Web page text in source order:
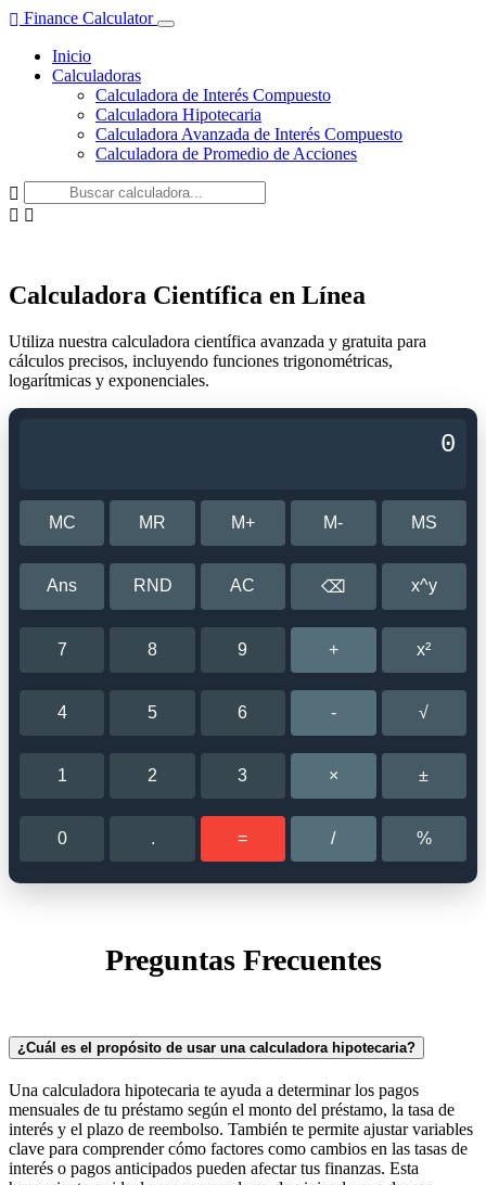
Finance Calculator
Inicio
Calculadoras
Calculadora de Interés Compuesto
Calculadora Hipotecaria
Calculadora Avanzada de Interés Compuesto
Calculadora de Promedio de Acciones
Calculadora Científica en Línea
Utiliza nuestra calculadora científica avanzada y gratuita para
cálculos precisos, incluyendo funciones trigonométricas,
logarítmicas y exponenciales.
0
MC MR M+ M- MS
Ans RND AC ⌫ x^y
7 8 9 + x²
4 5 6 - √
1 2 3 × ±
0 . = / %
Preguntas Frecuentes
¿Cuál es el propósito de usar una calculadora hipotecaria?
Una calculadora hipotecaria te ayuda a determinar los pagos
mensuales de tu préstamo según el monto del préstamo, la tasa de
interés y el plazo de reembolso. También te permite ajustar variables
clave para comprender cómo factores como cambios en las tasas de
interés o pagos anticipados pueden afectar tus finanzas. Esta